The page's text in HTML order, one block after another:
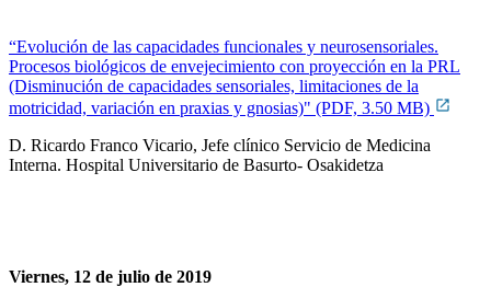
“Evolución de las capacidades funcionales y neurosensoriales.
Procesos biológicos de envejecimiento con proyección en la PRL
(Disminución de capacidades sensoriales, limitaciones de la
motricidad, variación en praxias y gnosias)" (PDF, 3.50 MB)
D. Ricardo Franco Vicario, Jefe clínico Servicio de Medicina
Interna. Hospital Universitario de Basurto- Osakidetza
Viernes, 12 de julio de 2019